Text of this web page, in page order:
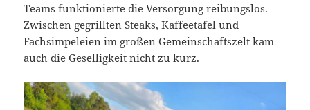
Teams funktionierte die Versorgung reibungslos.
Zwischen gegrillten Steaks, Kaffeetafel und
Fachsimpeleien im großen Gemeinschaftszelt kam
auch die Geselligkeit nicht zu kurz.